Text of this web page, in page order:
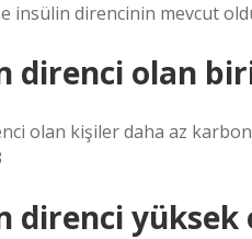
insülin direncinin mevcut
direnci olan
olan kişiler daha az
direnci yüksek